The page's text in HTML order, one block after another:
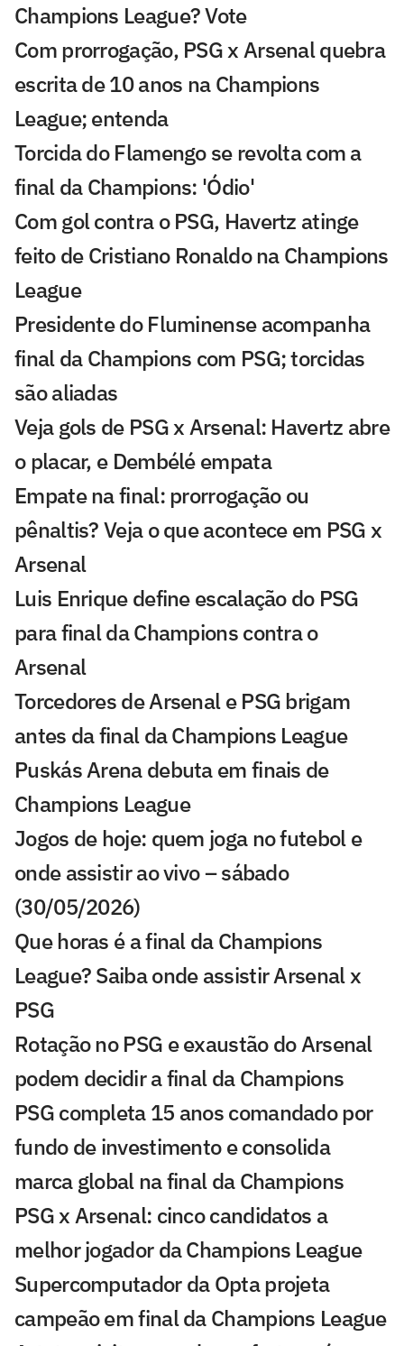
Champions League? Vote
Com prorrogação, PSG x Arsenal quebra
escrita de 10 anos na Champions
League; entenda
Torcida do Flamengo se revolta com a
final da Champions: 'Ódio'
Com gol contra o PSG, Havertz atinge
feito de Cristiano Ronaldo na Champions
League
Presidente do Fluminense acompanha
final da Champions com PSG; torcidas
são aliadas
Veja gols de PSG x Arsenal: Havertz abre
o placar, e Dembélé empata
Empate na final: prorrogação ou
pênaltis? Veja o que acontece em PSG x
Arsenal
Luis Enrique define escalação do PSG
para final da Champions contra o
Arsenal
Torcedores de Arsenal e PSG brigam
antes da final da Champions League
Puskás Arena debuta em finais de
Champions League
Jogos de hoje: quem joga no futebol e
onde assistir ao vivo – sábado
(30/05/2026)
Que horas é a final da Champions
League? Saiba onde assistir Arsenal x
PSG
Rotação no PSG e exaustão do Arsenal
podem decidir a final da Champions
PSG completa 15 anos comandado por
fundo de investimento e consolida
marca global na final da Champions
PSG x Arsenal: cinco candidatos a
melhor jogador da Champions League
Supercomputador da Opta projeta
campeão em final da Champions League